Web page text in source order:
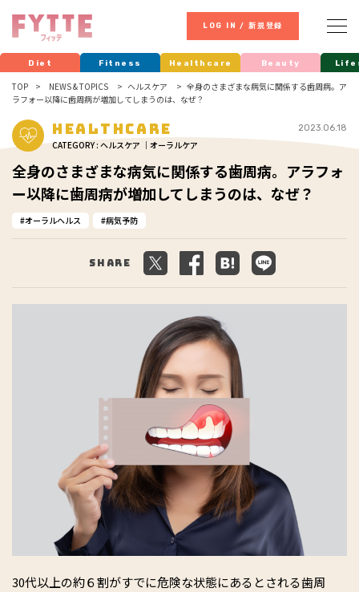
LOG IN / 新規登録
Diet Fitness Healthcare Beauty
TOP NEWS & TOPICS ヘルスケア
全身のさまざまな病気に関係する歯周病。ア
ラフォー以降に歯周病が増加してしまうのは、なぜ？
Healthcare
CATEGORY : ヘルスケア ｜オーラルケア
2023.06.18
全身のさまざまな病気に関係する歯周病。アラフォ
ー以降に歯周病が増加してしまうのは、なぜ？
オーラルヘルス 病気予防
Share
30代以上の約６割がすでに危険な状態にあるとされる歯周